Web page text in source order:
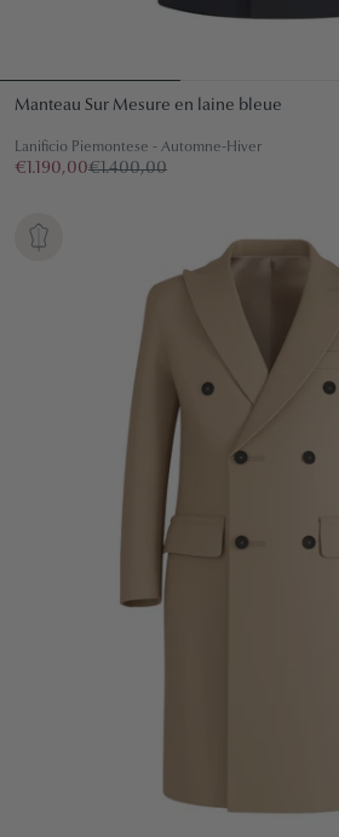
Manteau Sur Mesure en laine bleue
Lanificio Piemontese - Automne-Hiver
€1.190,00€1.400,00